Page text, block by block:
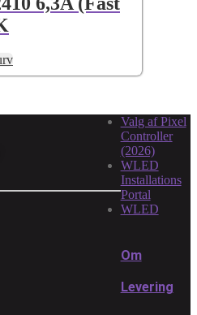
Valg af Pixel
Controller
(2026)
WLED
Installations
Portal
WLED
Om
Levering